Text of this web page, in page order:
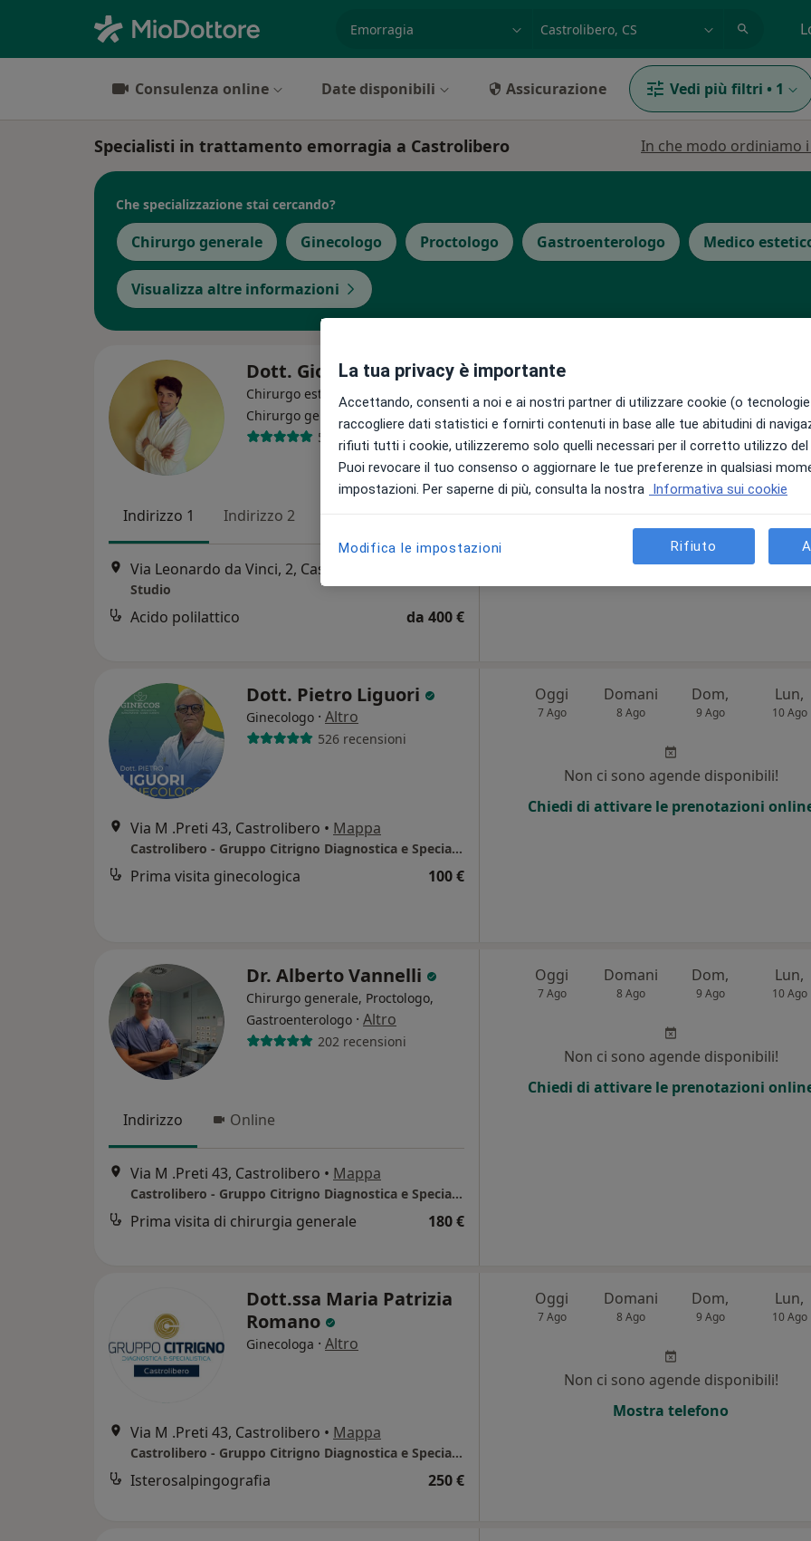
Consulenza online Date disponibili Assicurazione Vedi più filtri • 1
Specialisti in trattamento emorragia a Castrolibero In che modo ordiniamo
Che specializzazione stai cercando?
Chirurgo generale Ginecologo Proctologo Gastroenterologo Medico
Visualizza altre informazioni
Dott. Giovanni Aiello
Chirurgo estetico, Medico estetico,
Chirurgo generale
Altro
50 recensioni
Indirizzo 1 Indirizzo 2
Via Leonardo da Vinci, 2, Castrolibero
Studio
Acido polilattico da 400 €
Oggi
Non ci sono agende disponibili!
Chiedi di attivare le prenotazioni online
Dott. Pietro Liguori
Ginecologo · Altro
526 recensioni
Via M .Preti 43, Castrolibero • Mappa
Castrolibero - Gruppo Citrigno Diagnostica e Specialistica
Prima visita ginecologica 100 €
Oggi
7 Ago
Domani
8 Ago
Dom,
9 Ago
Lun,
10 Ago
Non ci sono agende disponibili!
Chiedi di attivare le prenotazioni
Dr. Alberto Vannelli
Chirurgo generale, Proctologo,
Gastroenterologo · Altro
202 recensioni
Indirizzo Online
Via M .Preti 43, Castrolibero • Mappa
Castrolibero - Gruppo Citrigno Diagnostica e Specialistica
Prima visita di chirurgia generale 180 €
Oggi
7 Ago
Domani
8 Ago
Dom,
9 Ago
Lun,
10 Ago
Non ci sono agende disponibili!
Chiedi di attivare le prenotazioni
Dott.ssa Maria Patrizia
Romano
Ginecologa · Altro
Via M .Preti 43, Castrolibero • Mappa
Castrolibero - Gruppo Citrigno Diagnostica e Specialistica
Isterosalpingografia 250 €
Oggi
7 Ago
Domani
8 Ago
Dom,
9 Ago
Lun,
10 Ago
Non ci sono agende disponibili!
Mostra telefono
La tua privacy è importante
Accettando, consenti a noi e ai nostri partner di utilizzare cookie (o
raccogliere dati statistici e fornirti contenuti in base alle tue abitudini di
rifiuti tutti i cookie, utilizzeremo solo quelli necessari per il corretto utilizzo
Puoi revocare il tuo consenso o aggiornare le tue preferenze in qualsiasi
impostazioni. Per saperne di più, consulta la nostra
Informativa sui cookie
Modifica le impostazioni Rifiuto